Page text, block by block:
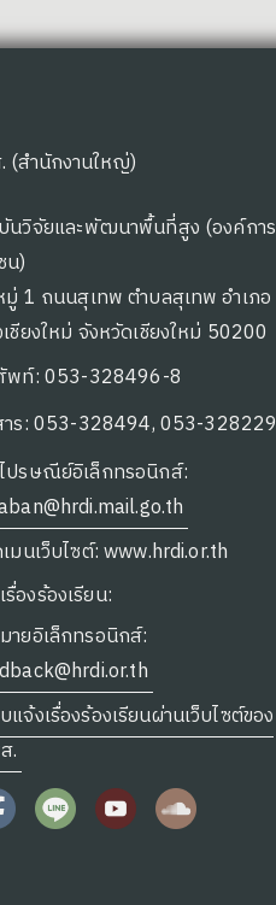
(สำนักงานใหญ่)
นวิจัยและพัฒนาพื้นที่สูง (องค์การ
น)
1 ถนนสุเทพ ตำบลสุเทพ อำเภอ
เชียงใหม่ จังหวัดเชียงใหม่ 50200
พท์: 053-328496-8
าร: 053-328494, 053-328229
ปรษณีย์อิเล็กทรอนิกส์:
มนเว็บไซต์: www.hrdi.or.th
องร้องเรียน:
ายอิเล็กทรอนิกส์:
แจ้งเรื่องร้องเรียนผ่านเว็บไซต์ของ
.